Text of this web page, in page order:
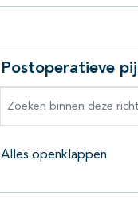
Postoperatieve
Alles openklappen